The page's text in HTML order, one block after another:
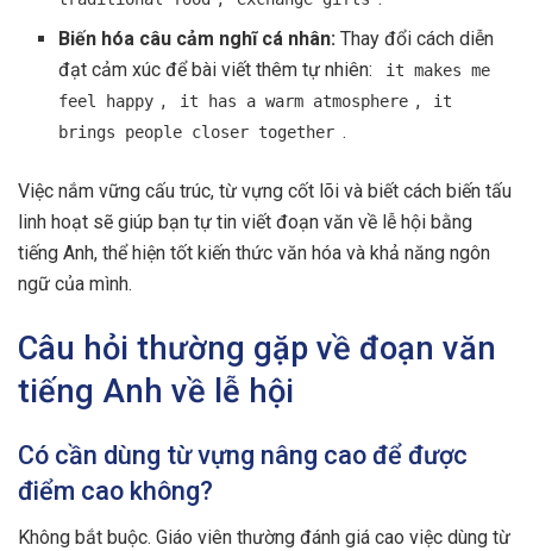
Biến hóa câu cảm nghĩ cá nhân: Thay đổi cách diễn
đạt cảm xúc để bài viết thêm tự nhiên:
it makes me
feel happy , it has a warm atmosphere ,
it
brings people closer together .
Việc nắm vững cấu trúc, từ vựng cốt lõi và biết cách biến tấu
linh hoạt sẽ giúp bạn tự tin viết đoạn văn về lễ hội bằng
tiếng Anh, thể hiện tốt kiến thức văn hóa và khả năng ngôn
ngữ của mình.
Câu hỏi thường gặp về đoạn văn
tiếng Anh về lễ hội
Có cần dùng từ vựng nâng cao để được
điểm cao không?
Không bắt buộc. Giáo viên thường đánh giá cao việc dùng từ